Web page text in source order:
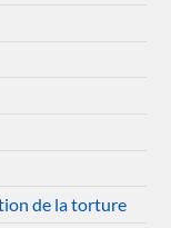
de la torture